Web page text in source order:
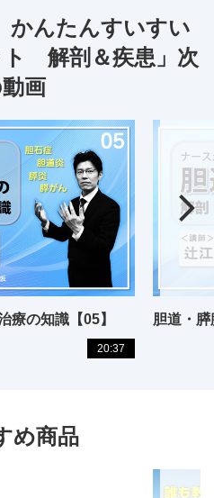
かんたんすいすい
ト 解剖＆疾患」次
画
療の知識【05】
20:37
胆道・
め商品